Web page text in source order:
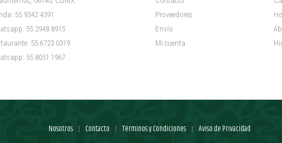
55 9342 4391
55 2948 8915
55 6723 0319
55 8051 1967
Proveedores
Envío
Mi cuenta ​
Nosotros | Contacto | Términos y Condiciones | Aviso de Privacidad